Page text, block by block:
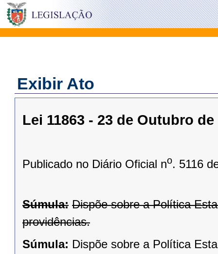
Exibir Ato
Lei 11863 - 23 de Outubro de
Publicado no Diário Oficial no. 5116
Súmula: Dispõe sobre a Política
providências.
Súmula: Dispõe sobre a Política